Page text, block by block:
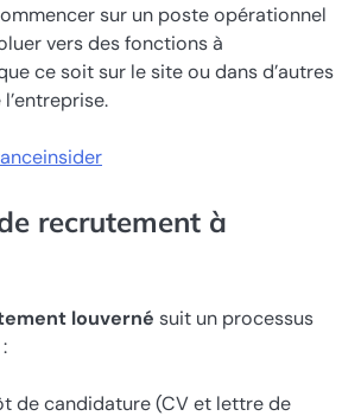
sur un poste opérationnel
vers des fonctions à
ce soit sur le site ou dans d’autres
recrutement à
louverné suit un processus
de candidature (CV et lettre de